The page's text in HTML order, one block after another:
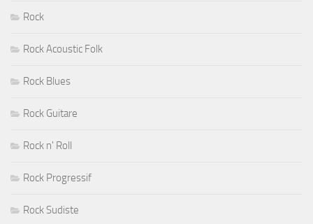
Rock
Rock Acoustic Folk
Rock Blues
Rock Guitare
Rock n' Roll
Rock Progressif
Rock Sudiste